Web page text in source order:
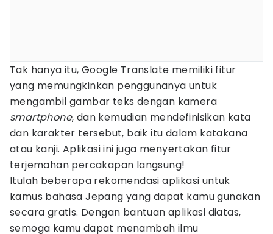
Tak hanya itu, Google Translate memiliki fitur
yang memungkinkan penggunanya untuk
mengambil gambar teks dengan kamera
smartphone, dan kemudian mendefinisikan kata
dan karakter tersebut, baik itu dalam katakana
atau kanji. Aplikasi ini juga menyertakan fitur
terjemahan percakapan langsung!
Itulah beberapa rekomendasi aplikasi untuk
kamus bahasa Jepang yang dapat kamu gunakan
secara gratis. Dengan bantuan aplikasi diatas,
semoga kamu dapat menambah ilmu